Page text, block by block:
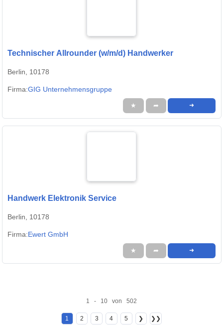
Technischer Allrounder (w/m/d) Handwerker
Berlin, 10178
Firma:GIG Unternehmensgruppe
★ ➦ ➜
Handwerk Elektronik Service
Berlin, 10178
Firma:Ewert GmbH
★ ➦ ➜
1 - 10 von 502
1 2 3 4 5 ❯ ❯❯